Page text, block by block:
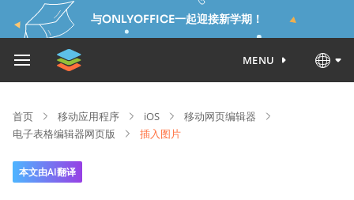
与ONLYOFFICE一起迎接新学期！
MENU
首页 移动应用程序 iOS
移动网页编辑器
电子表格编辑器网页版
插入图片
本文由AI翻译